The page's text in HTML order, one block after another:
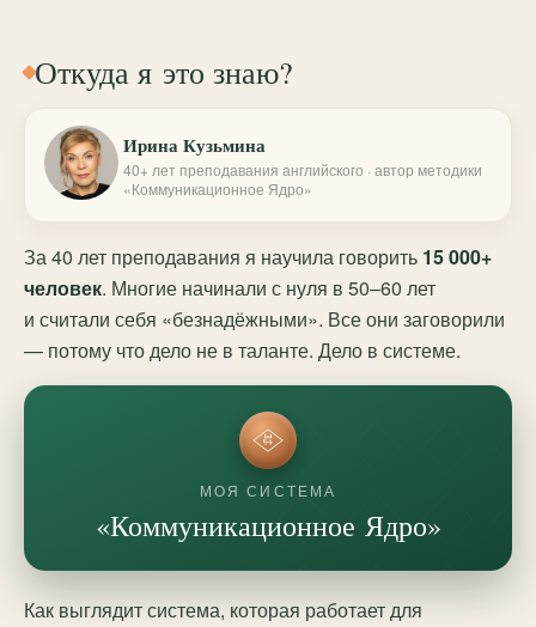
Откуда я это знаю?
Ирина Кузьмина
40+ лет преподавания английского · автор методики
«Коммуникационное Ядро»
За 40 лет преподавания я научила говорить 15 000+
человек. Многие начинали с нуля в 50–60 лет
и считали себя «безнадёжными». Все они заговорили
— потому что дело не в таланте. Дело в системе.
МОЯ СИСТЕМА
«Коммуникационное Ядро»
Как выглядит система, которая работает для